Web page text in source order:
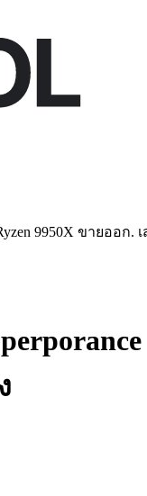
Ryzen 9950X ขายอ